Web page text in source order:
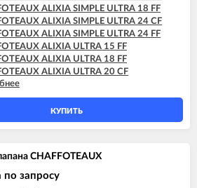
ALIXIA SIMPLE ULTRA 18 FF
ALIXIA SIMPLE ULTRA 24 CF
ALIXIA SIMPLE ULTRA 24 FF
ALIXIA ULTRA 15 FF
ALIXIA ULTRA 18 FF
ALIXIA ULTRA 20 CF
ALIXIA ULTRA 20 FF
ALIXIA ULTRA 24 CF
ALIXIA ULTRA 24 FF
INOA ULTRA 24 FF
PIGMA ULTRA 30 CF
PIGMA ULTRA 30 FF
КУПИТЬ
CHAFFOTEAUX
по запросу